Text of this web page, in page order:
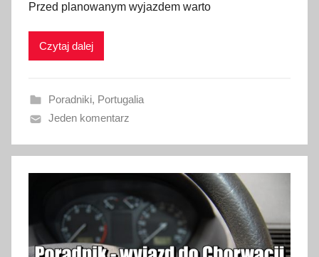
i
w
n
o
8
s
z
Przed planowanym wyjazdem warto
Czytaj dalej
Poradniki, Portugalia
Jeden komentarz